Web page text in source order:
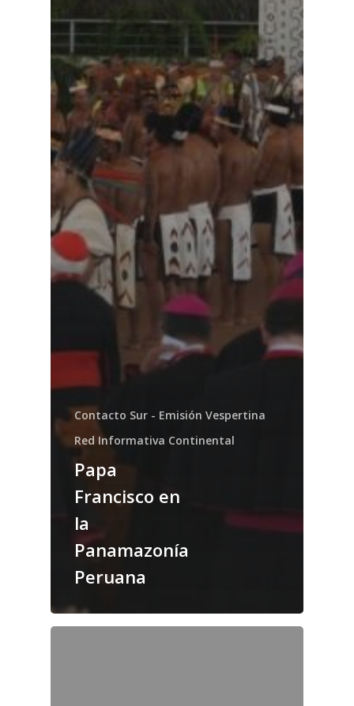
Contacto Sur - Emisión Vespertina
Red Informativa Continental
Papa
Francisco en
la
Panamazonía
Peruana